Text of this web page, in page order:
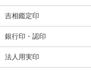
吉相鑑定印
銀行印・認印
法人用実印